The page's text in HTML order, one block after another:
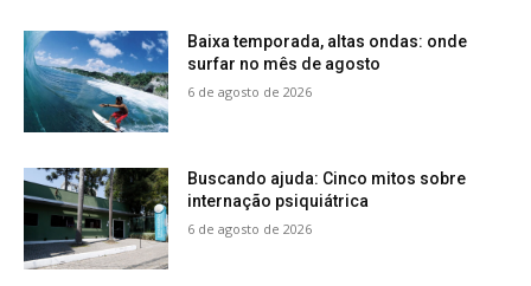
Baixa temporada, altas ondas: onde
surfar no mês de agosto
6 de agosto de 2026
Buscando ajuda: Cinco mitos sobre
internação psiquiátrica
6 de agosto de 2026